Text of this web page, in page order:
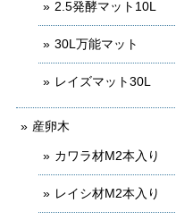
2.5発酵マット10L
30L万能マット
レイズマット30L
産卵木
カワラ材M2本入り
レイシ材M2本入り